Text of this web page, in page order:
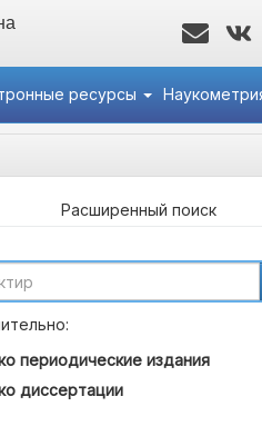
ресурсы
Расширенный поиск
периодические издания
диссертации